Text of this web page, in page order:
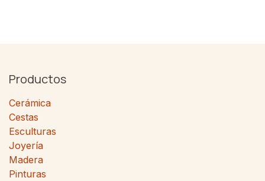
Productos
Cerámica
Cestas
Esculturas
Joyería
Madera
Pinturas